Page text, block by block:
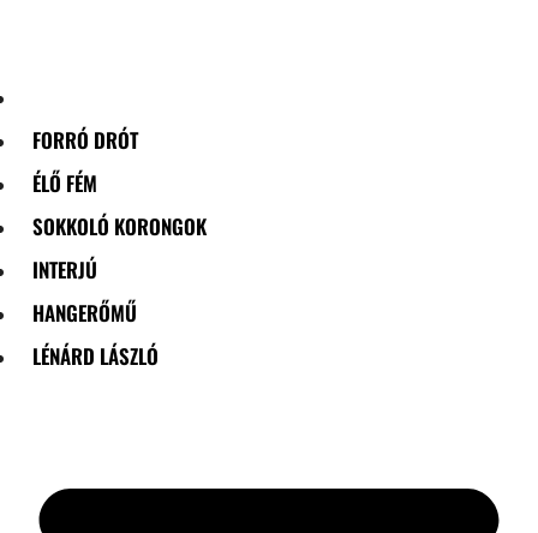
FORRÓ DRÓT
ÉLŐ FÉM
SOKKOLÓ KORONGOK
INTERJÚ
HANGERŐMŰ
LÉNÁRD LÁSZLÓ